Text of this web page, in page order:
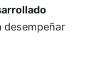
desempeñar